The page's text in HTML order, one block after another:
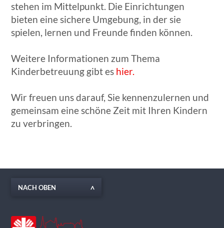
stehen im Mittelpunkt. Die Einrichtungen
bieten eine sichere Umgebung, in der sie
spielen, lernen und Freunde finden können.
Weitere Informationen zum Thema
Kinderbetreuung gibt es hier.
Wir freuen uns darauf, Sie kennenzulernen und
gemeinsam eine schöne Zeit mit Ihren Kindern
zu verbringen.
NACH OBEN